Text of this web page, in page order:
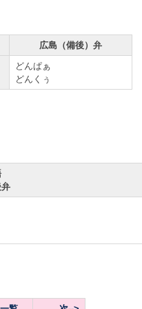
広島（備後）弁
どんぱぁ
どんくぅ